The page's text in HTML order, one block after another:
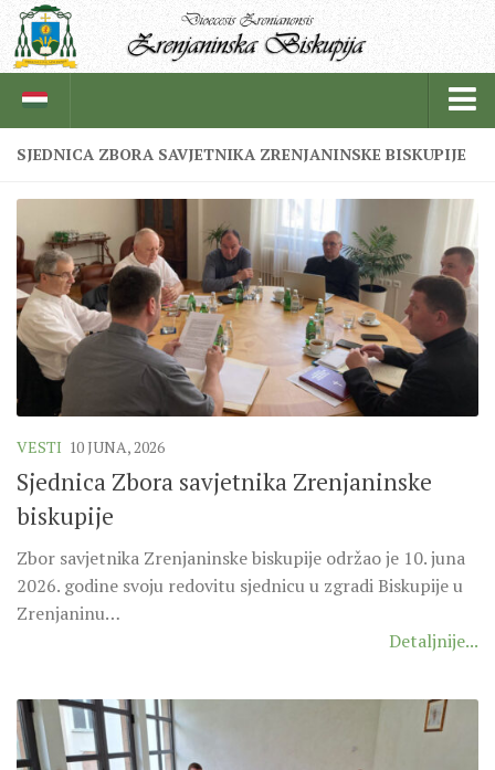
BISKUPSKI ORDINARIJAT
ISTORIJAT
CRKVENE INSTITUCIJE
SVEŠTENICI
REDOVNICI
IN MEMORIAM
ŽUPE
SEVERNI DEKANAT
SREDNJI DEKANAT
JUŽNI DEKANAT
ARHIVA
DEKRET
SINODSKA MOLITVA
SJEDNICA ZBORA SAVJETNIKA ZRENJANINSKE BISKUPIJE
VESTI 10 JUNA, 2026
Sjednica Zbora savjetnika Zrenjaninske
biskupije
Zbor savjetnika Zrenjaninske biskupije održao je 10. juna
2026. godine svoju redovitu sjednicu u zgradi Biskupije u
Zrenjaninu…
Detaljnije...